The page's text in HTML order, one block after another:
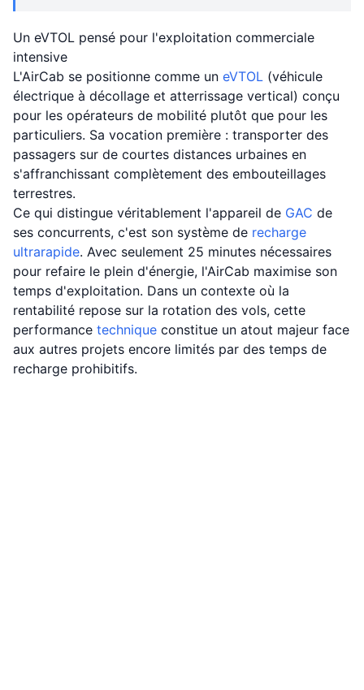
Un eVTOL pensé pour l'exploitation commerciale
intensive
L'AirCab se positionne comme un eVTOL (véhicule
électrique à décollage et atterrissage vertical) conçu
pour les opérateurs de mobilité plutôt que pour les
particuliers. Sa vocation première : transporter des
passagers sur de courtes distances urbaines en
s'affranchissant complètement des embouteillages
terrestres.
Ce qui distingue véritablement l'appareil de GAC de
ses concurrents, c'est son système de recharge
ultrarapide. Avec seulement 25 minutes nécessaires
pour refaire le plein d'énergie, l'AirCab maximise son
temps d'exploitation. Dans un contexte où la
rentabilité repose sur la rotation des vols, cette
performance technique constitue un atout majeur face
aux autres projets encore limités par des temps de
recharge prohibitifs.